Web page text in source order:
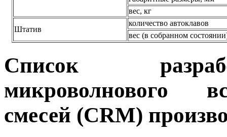
вес, кг
Штатив
количество автоклавов
вес (в собранном
Список
микроволнового
смесей (CRM)